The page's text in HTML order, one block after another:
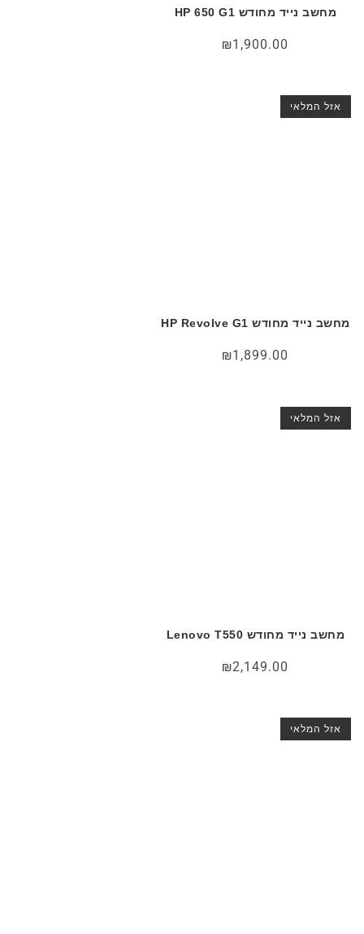
מחשב נייד מחודש HP 650 G1
₪1,900.00
אזל המלאי
מחשב נייד מחודש HP Revolve G1
₪1,899.00
אזל המלאי
מחשב נייד מחודש Lenovo T550
₪2,149.00
אזל המלאי